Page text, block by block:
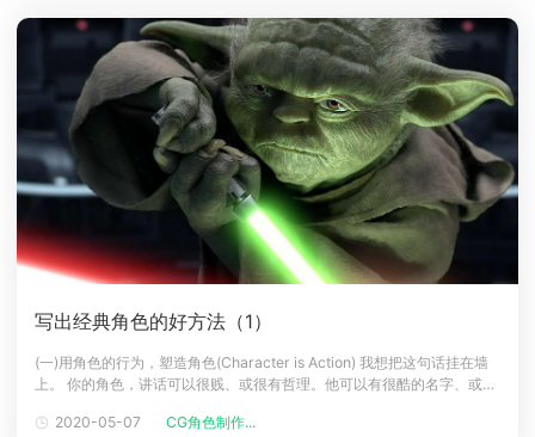
写出经典角色的好方法（1）
(一)用角色的行为，塑造角色(Character is Action) 我想把这句话挂在墙
上。 你的角色，讲话可以很贱、或很有哲理。他可以有很酷的名字、或打
do)。一个人做了什么，也是我们评断他的依据。所以，当你在写故事
2020-05-07 CG角色制作...